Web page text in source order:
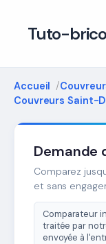
Tuto-
Accueil
Couvreurs Saint-
Demande
Comparez
et sans
Comparateur
traitée par
envoyée à